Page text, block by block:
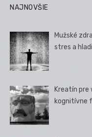
NAJNOVŠIE
Mužské
stres a
Kreatín pre
kognitívne